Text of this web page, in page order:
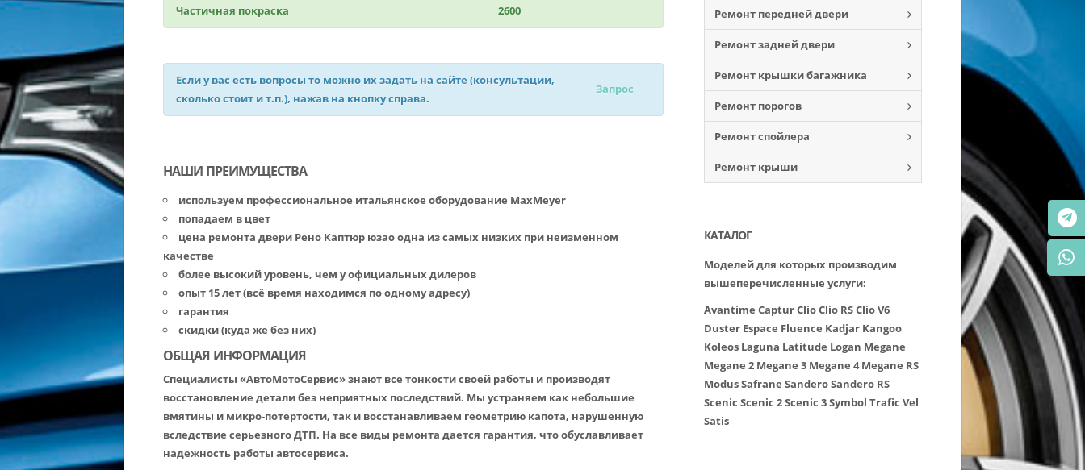
Частичная покраска 2600
Если у вас есть вопросы то можно их задать на сайте (консультации,
сколько стоит и т.п.), нажав на кнопку справа.
Запрос
НАШИ ПРЕИМУЩЕСТВА
используем профессиональное итальянское оборудование MaxMeyer
попадаем в цвет
цена ремонта двери Рено Каптюр юзао одна из самых низких при неизменном
качестве
более высокий уровень, чем у официальных дилеров
опыт 15 лет (всё время находимся по одному адресу)
гарантия
скидки (куда же без них)
ОБЩАЯ ИНФОРМАЦИЯ
Специалисты «АвтоМотоСервис» знают все тонкости своей работы и производят
восстановление детали без неприятных последствий. Мы устраняем как небольшие
вмятины и микро-потертости, так и восстанавливаем геометрию капота, нарушенную
вследствие серьезного ДТП. На все виды ремонта дается гарантия, что обуславливает
надежность работы автосервиса.
Ремонт передней двери
Ремонт задней двери
Ремонт крышки багажника
Ремонт порогов
Ремонт спойлера
Ремонт крыши
КАТАЛОГ
Моделей для которых производим
вышеперечисленные услуги:
Avantime CapturClioClio RSClio V6
Duster Espace Fluence Kadjar Kangoo
Koleos Laguna Latitude Logan Megane
Megane 2 Megane 3 Megane 4 Megane RS
ModusSafrane SanderoSandero RS
Scenic Scenic 2Scenic 3Symbol Trafic Vel
Satis